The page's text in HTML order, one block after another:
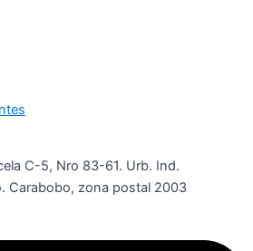
C-5, Nro 83-61. Urb. Ind.
Carabobo, zona postal 2003